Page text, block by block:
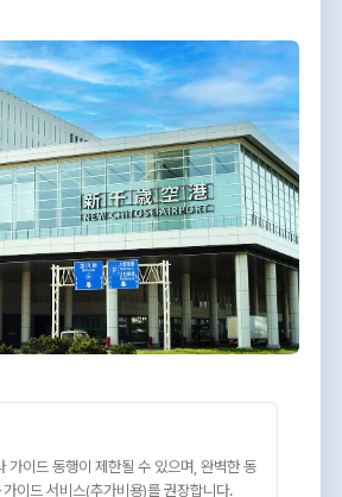
가이드 동행이 제한될 수 있으며, 완벽한 동
이드 서비스(추가비용)를 권장합니다.